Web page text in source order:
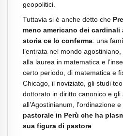
geopolitici.
Tuttavia si è anche detto che
meno americano dei cardinali
storia ce lo conferma: una
l’entrata nel mondo
alla laurea in matematica e
certo periodo, di matematica e
Chicago, il noviziato, gli studi
dottorato in diritto canonico e gli
all’Agostinianum, l’ordinazione e
pastorale in Perù che ha
sua figura di pastore